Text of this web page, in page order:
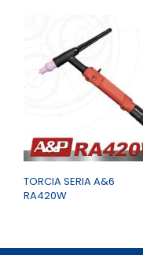
TORCIA SERIA A&6
RA420W